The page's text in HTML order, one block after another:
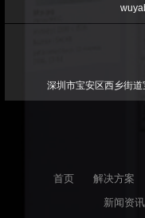
深圳市宝安区西乡街
首页 解决方案
新闻资讯